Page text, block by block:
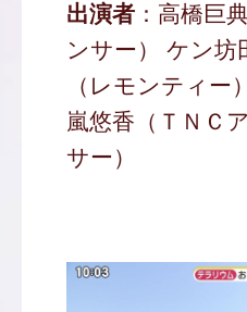
出演者：高橋巨
ンサー） ケン
（レモンティー
嵐悠香（ＴＮＣ
サー）